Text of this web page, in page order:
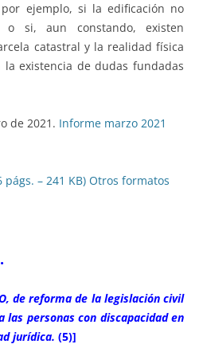
ejemplo, si la edificación no
si, aun constando, existen
catastral y la realidad física
existencia de dudas fundadas
de 2021. Informe marzo 2021
págs. – 241 KB) Otros formatos
.
de reforma de la legislación civil
las personas con discapacidad en
jurídica. (5)]